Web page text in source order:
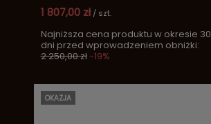
1 807,00 zł / szt.
Najniższa cena produktu w okresie 30
dni przed wprowadzeniem obniżki:
2 250,00 zł-19%
OKAZJA